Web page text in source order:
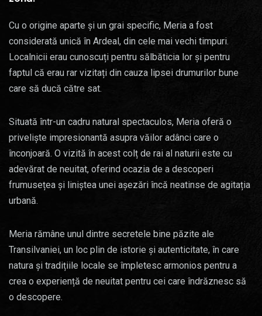
Cu o origine aparte și un grai specific, Meria a fost
considerată unică în Ardeal, din cele mai vechi timpuri.
Localnicii erau cunoscuți pentru sălbăticia lor și pentru
faptul că erau rar vizitați din cauza lipsei drumurilor bune
care să ducă către sat.
Situată într-un cadru natural spectaculos, Meria oferă o
priveliște impresionantă asupra văilor adânci care o
înconjoară. O vizită în acest colț de rai al naturii este cu
adevărat de neuitat, oferind ocazia de a descoperi
frumusețea și liniștea unei așezări încă neatinse de agitația
urbană.
Meria rămâne unul dintre secretele bine păzite ale
Transilvaniei, un loc plin de istorie și autenticitate, în care
natura și tradițiile locale se împletesc armonios pentru a
crea o experiență de neuitat pentru cei care îndrăznesc să
o descopere.